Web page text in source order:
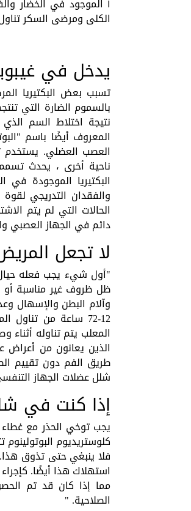
الكلى ومرضى السكر
يدخل في
تسبب بعض البكتيريا
بالسموم الضارة التي
نتيجة اختلاط السم
المعروف أيضًا باسم
العصب العضلي. يستخدم
ناحية أخرى ، يحدث
البكتيريا الموجودة
والفقدان التدريجي
الحالات التي لم يتم
دائم في الجهاز العصبي
لا تجعل
"أول شيء يجب فعله حيال
ظل ظروف غير مناسبة أو
وآلام البطن والإسهال
12-72 ساعة من
المعلب يتم تناوله
الذين يعانون من
طريق الفم دون تقييم
شلل عضلات الجهاز
إذا كنت في
يجب توخي الحذر مع غطاء
كلوستريديوم
فلا ينبغي حتى تذوق هذا.
مما إذا كان قد تم
الصلاحية. "